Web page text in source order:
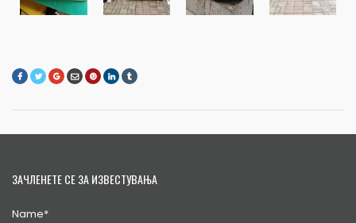
ЗАЧЛЕНЕТЕ СЕ ЗА ИЗВЕСТУВАЊА
Name*